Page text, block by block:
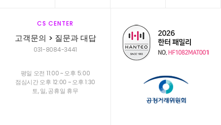
CS CENTER
고객문의 > 질문과 대답
031-8084-3441
평일 오전 11:00 ~ 오후 5:00
점심시간 오후 12:00 ~ 오후 1:30
토, 일, 공휴일 휴무